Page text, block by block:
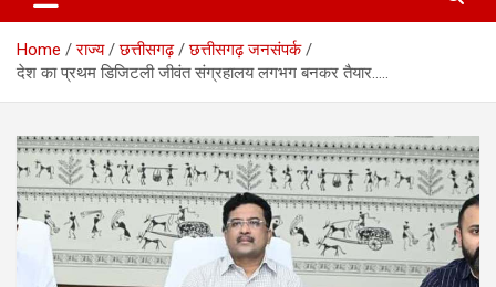
Home राज्य छत्तीसगढ़
छत्तीसगढ़ जनसंपर्क
देश का प्रथम डिजिटली जीवंत संग्रहालय लगभग बनकर तैयार…..